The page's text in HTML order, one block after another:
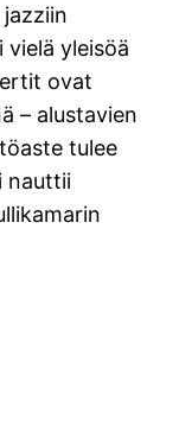
yleisöä
ovat
– alustavien
tulee
nauttii